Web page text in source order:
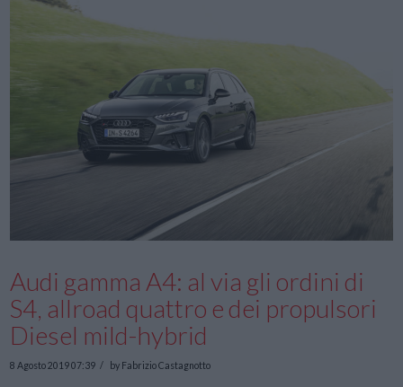
Audi gamma A4: al via gli ordini di
S4, allroad quattro e dei propulsori
Diesel mild-hybrid
8 Agosto 2019 07:39 by Fabrizio Castagnotto